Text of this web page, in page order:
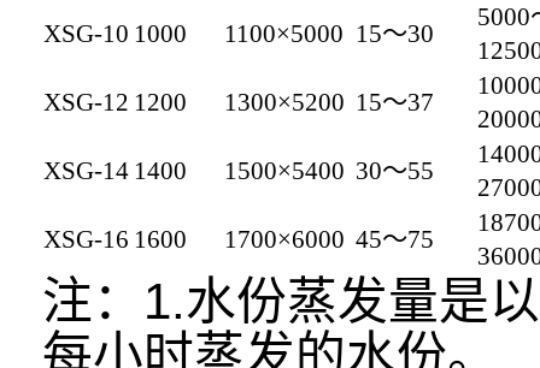
XSG-10 1000 1100×5000 15～30
5000
XSG-12 1200 1300×5200 15～37
XSG-14 1400 1500×5400 30～55
XSG-16 1600 1700×6000 45～75
注：1.水份蒸发量是
每小时蒸发的水份。